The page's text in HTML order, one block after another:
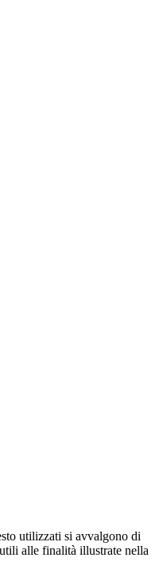
utilizzati si avvalgono di
alle finalità illustrate nella